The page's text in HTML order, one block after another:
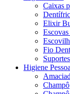
Caixas
Elixir
Fio
Higiene
Champô